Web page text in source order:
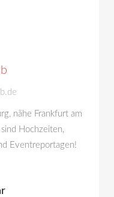
nähe Frankfurt am
Hochzeiten,
Eventreportagen!